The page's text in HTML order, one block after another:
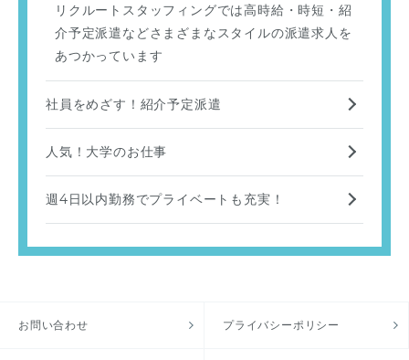
リクルートスタッフィングでは高時給・時短・紹
介予定派遣などさまざまなスタイルの派遣求人を
あつかっています
社員をめざす！紹介予定派遣
人気！大学のお仕事
週4日以内勤務でプライベートも充実！
お問い合わせ プライバシーポリシー